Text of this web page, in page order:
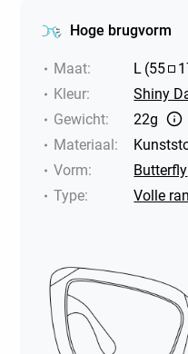
Hoge brugvorm
Maat: L (55
Kleur:
Shiny
Gewicht:
22g
Materiaal:
Vorm:
Butterfly
Type: Volle